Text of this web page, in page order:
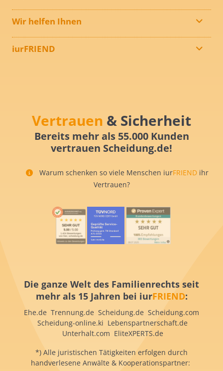
Wir helfen Ihnen
iurFRIEND
Vertrauen & Sicherheit
Bereits mehr als 55.000 Kunden
vertrauen Scheidung.de!
Warum schenken so viele Menschen iurFRIEND ihr
Vertrauen?
Die ganze Welt des Familienrechts seit
mehr als 15 Jahren bei iurFRIEND:
Ehe.de Trennung.de Scheidung.de Scheidung.com
Scheidung-online.ki Lebenspartnerschaft.de
Unterhalt.com EliteXPERTS.de
*) Alle juristischen Tätigkeiten erfolgen durch
handverlesene Anwälte & Kooperationspartner: